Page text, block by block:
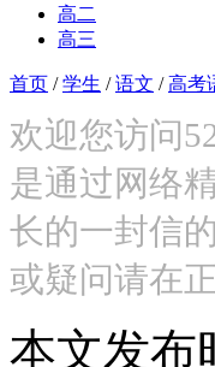
高二
高三
首页 /学生 /语文 /高考
欢迎您访问
是通过网络
长的一封信
或疑问请在
本文发布